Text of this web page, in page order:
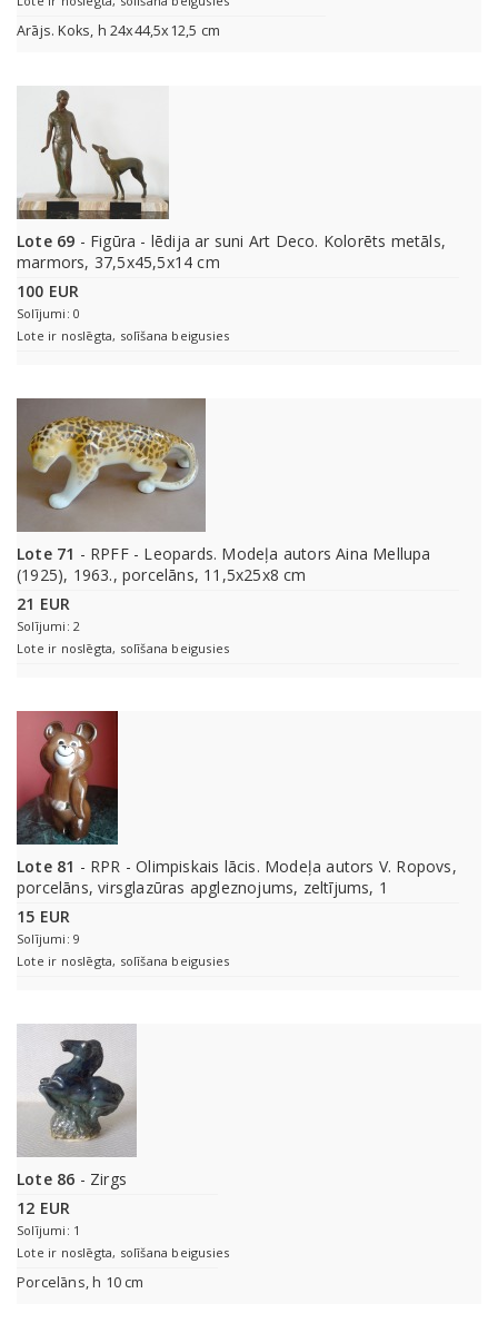
Arājs. Koks, h 24x44,5x12,5 cm
Lote 69 - Figūra - lēdija ar suni Art Deco. Kolorēts metāls,
marmors, 37,5x45,5x14 cm
100 EUR
Solījumi: 0
Lote ir noslēgta, solīšana beigusies
Lote 71 - RPFF - Leopards. Modeļa autors Aina Mellupa
(1925), 1963., porcelāns, 11,5x25x8 cm
21 EUR
Solījumi: 2
Lote ir noslēgta, solīšana beigusies
Lote 81 - RPR - Olimpiskais lācis. Modeļa autors V. Ropovs,
porcelāns, virsglazūras apgleznojums, zeltījums, 1
15 EUR
Solījumi: 9
Lote ir noslēgta, solīšana beigusies
Lote 86 - Zirgs
12 EUR
Solījumi: 1
Lote ir noslēgta, solīšana beigusies
Porcelāns, h 10 cm